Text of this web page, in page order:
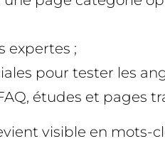
expertes ;
pour tester les
études et pages
visible en mots-